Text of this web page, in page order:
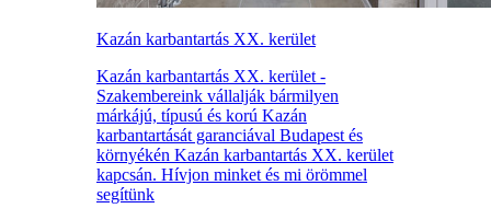
Kazán karbantartás XX. kerület
Kazán karbantartás XX. kerület -
Szakembereink vállalják bármilyen
márkájú, típusú és korú Kazán
karbantartását garanciával Budapest és
környékén Kazán karbantartás XX. kerület
kapcsán. Hívjon minket és mi örömmel
segítünk